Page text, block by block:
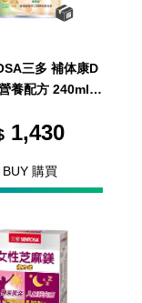
多 補体康D
方 240ml/2
1,430
BUY 購買